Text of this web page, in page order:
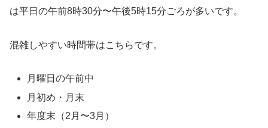
は平日の午前8時30分〜午後5時15分ごろが多いです。
混雑しやすい時間帯はこちらです。
月曜日の午前中
月初め・月末
年度末（2月〜3月）